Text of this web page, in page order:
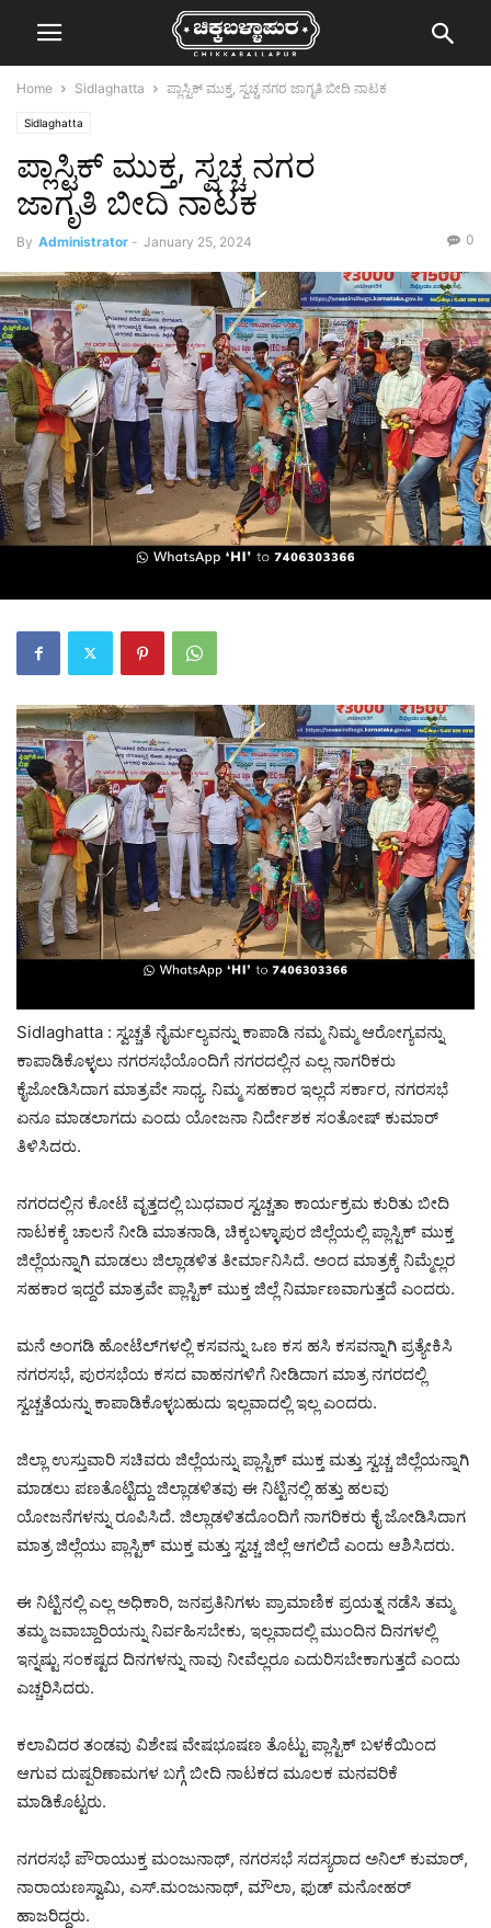
Home Sidlaghatta ಪ್ಲಾಸ್ಟಿಕ್ ಮುಕ್ತ, ಸ್ವಚ್ಚ ನಗರ ಜಾಗೃತಿ ಬೀದಿ ನಾಟಕ
Sidlaghatta
ಪ್ಲಾಸ್ಟಿಕ್ ಮುಕ್ತ, ಸ್ವಚ್ಚ ನಗರ
ಜಾಗೃತಿ ಬೀದಿ ನಾಟಕ
By Administrator - January 25, 2024 0
Sidlaghatta : ಸ್ವಚ್ಚತೆ ನೈರ್ಮಲ್ಯವನ್ನು ಕಾಪಾಡಿ ನಮ್ಮ ನಿಮ್ಮ ಆರೋಗ್ಯವನ್ನು
ಕಾಪಾಡಿಕೊಳ್ಳಲು ನಗರಸಭೆಯೊಂದಿಗೆ ನಗರದಲ್ಲಿನ ಎಲ್ಲ ನಾಗರಿಕರು
ಕೈಜೋಡಿಸಿದಾಗ ಮಾತ್ರವೇ ಸಾಧ್ಯ. ನಿಮ್ಮ ಸಹಕಾರ ಇಲ್ಲದೆ ಸರ್ಕಾರ, ನಗರಸಭೆ
ಏನೂ ಮಾಡಲಾಗದು ಎಂದು ಯೋಜನಾ ನಿರ್ದೇಶಕ ಸಂತೋಷ್ ಕುಮಾರ್
ತಿಳಿಸಿದರು.
ನಗರದಲ್ಲಿನ ಕೋಟೆ ವೃತ್ತದಲ್ಲಿ ಬುಧವಾರ ಸ್ವಚ್ಚತಾ ಕಾರ್ಯಕ್ರಮ ಕುರಿತು ಬೀದಿ
ನಾಟಕಕ್ಕೆ ಚಾಲನೆ ನೀಡಿ ಮಾತನಾಡಿ, ಚಿಕ್ಕಬಳ್ಳಾಪುರ ಜಿಲ್ಲೆಯಲ್ಲಿ ಪ್ಲಾಸ್ಟಿಕ್ ಮುಕ್ತ
ಜಿಲ್ಲೆಯನ್ನಾಗಿ ಮಾಡಲು ಜಿಲ್ಲಾಡಳಿತ ತೀರ್ಮಾನಿಸಿದೆ. ಅಂದ ಮಾತ್ರಕ್ಕೆ ನಿಮ್ಮೆಲ್ಲರ
ಸಹಕಾರ ಇದ್ದರೆ ಮಾತ್ರವೇ ಪ್ಲಾಸ್ಟಿಕ್ ಮುಕ್ತ ಜಿಲ್ಲೆ ನಿರ್ಮಾಣವಾಗುತ್ತದೆ ಎಂದರು.
ಮನೆ ಅಂಗಡಿ ಹೋಟೆಲ್‌ಗಳಲ್ಲಿ ಕಸವನ್ನು ಒಣ ಕಸ ಹಸಿ ಕಸವನ್ನಾಗಿ ಪ್ರತ್ಯೇಕಿಸಿ
ನಗರಸಭೆ, ಪುರಸಭೆಯ ಕಸದ ವಾಹನಗಳಿಗೆ ನೀಡಿದಾಗ ಮಾತ್ರ ನಗರದಲ್ಲಿ
ಸ್ವಚ್ಚತೆಯನ್ನು ಕಾಪಾಡಿಕೊಳ್ಳಬಹುದು ಇಲ್ಲವಾದಲ್ಲಿ ಇಲ್ಲ ಎಂದರು.
ಜಿಲ್ಲಾ ಉಸ್ತುವಾರಿ ಸಚಿವರು ಜಿಲ್ಲೆಯನ್ನು ಪ್ಲಾಸ್ಟಿಕ್ ಮುಕ್ತ ಮತ್ತು ಸ್ವಚ್ಚ ಜಿಲ್ಲೆಯನ್ನಾಗಿ
ಮಾಡಲು ಪಣತೊಟ್ಟಿದ್ದು ಜಿಲ್ಲಾಡಳಿತವು ಈ ನಿಟ್ಟಿನಲ್ಲಿ ಹತ್ತು ಹಲವು
ಯೋಜನೆಗಳನ್ನು ರೂಪಿಸಿದೆ. ಜಿಲ್ಲಾಡಳಿತದೊಂದಿಗೆ ನಾಗರಿಕರು ಕೈ ಜೋಡಿಸಿದಾಗ
ಮಾತ್ರ ಜಿಲ್ಲೆಯು ಪ್ಲಾಸ್ಟಿಕ್ ಮುಕ್ತ ಮತ್ತು ಸ್ವಚ್ಚ ಜಿಲ್ಲೆ ಆಗಲಿದೆ ಎಂದು ಆಶಿಸಿದರು.
ಈ ನಿಟ್ಟಿನಲ್ಲಿ ಎಲ್ಲ ಅಧಿಕಾರಿ, ಜನಪ್ರತಿನಿಗಳು ಪ್ರಾಮಾಣಿಕ ಪ್ರಯತ್ನ ನಡೆಸಿ ತಮ್ಮ
ತಮ್ಮ ಜವಾಬ್ದಾರಿಯನ್ನು ನಿರ್ವಹಿಸಬೇಕು, ಇಲ್ಲವಾದಲ್ಲಿ ಮುಂದಿನ ದಿನಗಳಲ್ಲಿ
ಇನ್ನಷ್ಟು ಸಂಕಷ್ಟದ ದಿನಗಳನ್ನು ನಾವು ನೀವೆಲ್ಲರೂ ಎದುರಿಸಬೇಕಾಗುತ್ತದೆ ಎಂದು
ಎಚ್ಚರಿಸಿದರು.
ಕಲಾವಿದರ ತಂಡವು ವಿಶೇಷ ವೇಷಭೂಷಣ ತೊಟ್ಟು ಪ್ಲಾಸ್ಟಿಕ್ ಬಳಕೆಯಿಂದ
ಆಗುವ ದುಷ್ಪರಿಣಾಮಗಳ ಬಗ್ಗೆ ಬೀದಿ ನಾಟಕದ ಮೂಲಕ ಮನವರಿಕೆ
ಮಾಡಿಕೊಟ್ಟರು.
ನಗರಸಭೆ ಪೌರಾಯುಕ್ತ ಮಂಜುನಾಥ್, ನಗರಸಭೆ ಸದಸ್ಯರಾದ ಅನಿಲ್ ಕುಮಾರ್,
ನಾರಾಯಣಸ್ವಾಮಿ, ಎಸ್.ಮಂಜುನಾಥ್, ಮೌಲಾ, ಫುಡ್ ಮನೋಹರ್
ಹಾಜರಿದ್ದರು.